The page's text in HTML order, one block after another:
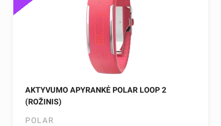
AKTYVUMO APYRANKĖ POLAR LOOP 2
(ROŽINIS)
POLAR